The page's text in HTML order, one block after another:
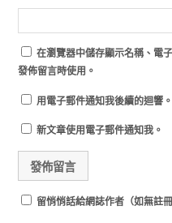
在瀏覽器中儲存顯示名稱、電
發佈留言時使用。
用電子郵件通知我後續的迴響。
新文章使用電子郵件通知我。
留悄悄話給網誌作者（如無註